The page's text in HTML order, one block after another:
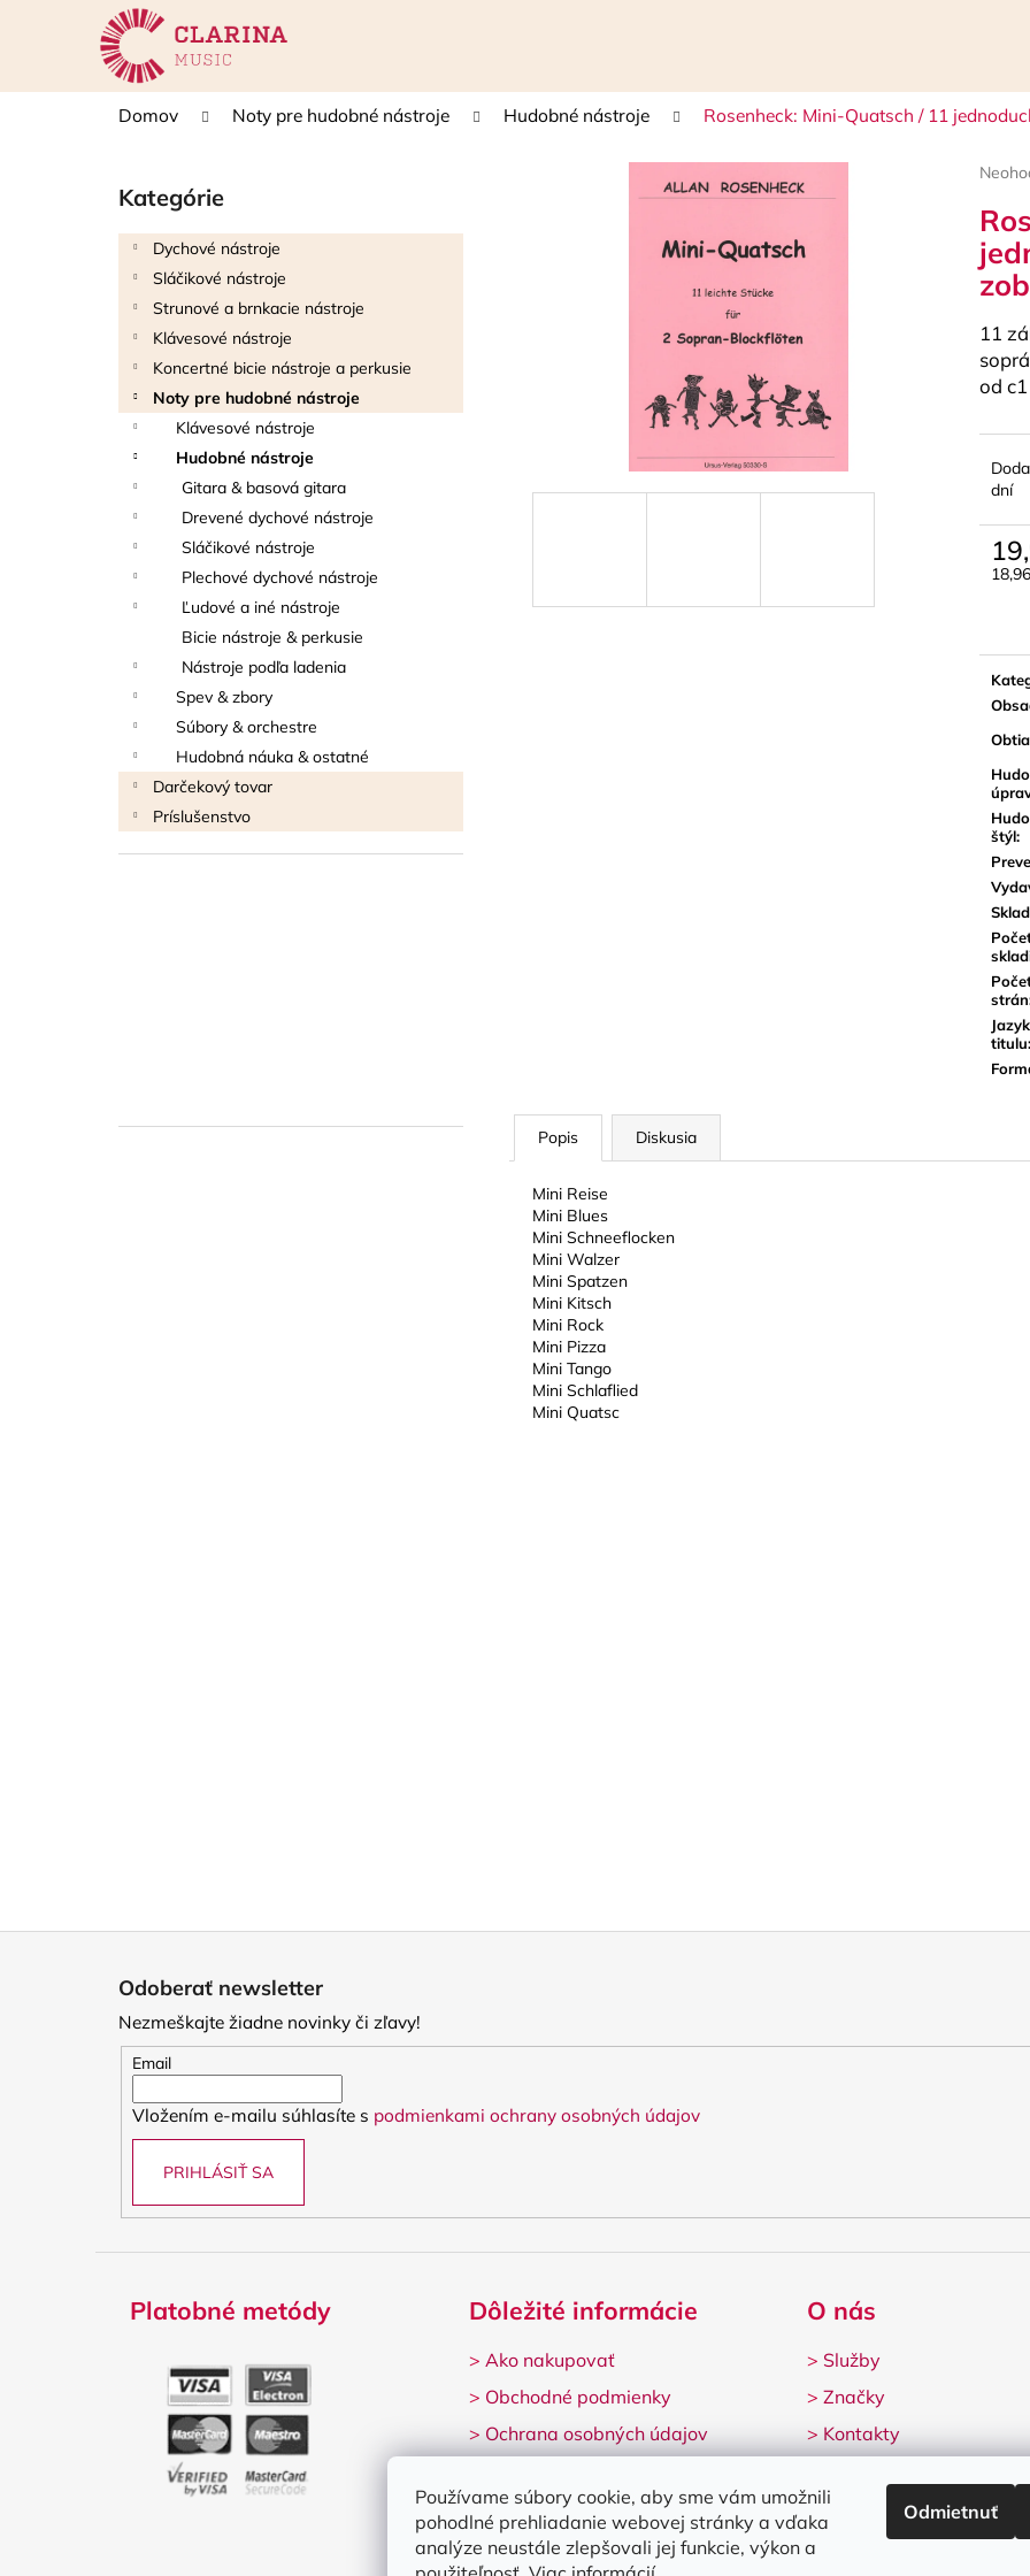
Používame súbory cookie, aby sme vám umožnili
pohodlné prehliadanie webovej stránky a vďaka
analýze neustále zlepšovali jej funkcie, výkon a
Odmietnuť
Domov Noty pre hudobné nástroje Hudobné nástroje Rosenheck: Mini-Quatsch / 11
Preskočiť
kategórie
Kategórie
Dychové nástroje
Sláčikové nástroje
Strunové a brnkacie nástroje
Klávesové nástroje
Koncertné bicie nástroje a perkusie
Noty pre hudobné nástroje
Klávesové nástroje
Hudobné nástroje
Gitara & basová gitara
Drevené dychové nástroje
Sláčikové nástroje
Plechové dychové nástroje
Ľudové a iné nástroje
Bicie nástroje & perkusie
Nástroje podľa ladenia
Spev & zbory
Súbory & orchestre
Hudobná náuka & ostatné
Darčekový tovar
Príslušenstvo
je
0,0
z
5
11
od
dní
štýl:
strán
Jazyk
titulu:
Popis Diskusia
Mini Reise
Mini Blues
Mini Schneeflocken
Mini Walzer
Mini Spatzen
Mini Kitsch
Mini Rock
Mini Pizza
Mini Tango
Mini Schlaflied
Mini Quatsc
í
Späť
do
Späť
do
Čo potrebujete nájsť?
Odporúčame
THOMANN FLOW-BALL
3 €
VANDOREN
NA ALT
Odoberať newsletter
Nezmeškajte žiadne novinky či zľavy!
Email
Vložením e-mailu súhlasíte s podmienkami ochrany osobných údajov
PRIHLÁSIŤ SA
Platobné metódy Dôležité informácie
> Ako nakupovať
> Obchodné podmienky
> Ochrana osobných údajov
O nás
> Služby
> Značky
> Kontakty